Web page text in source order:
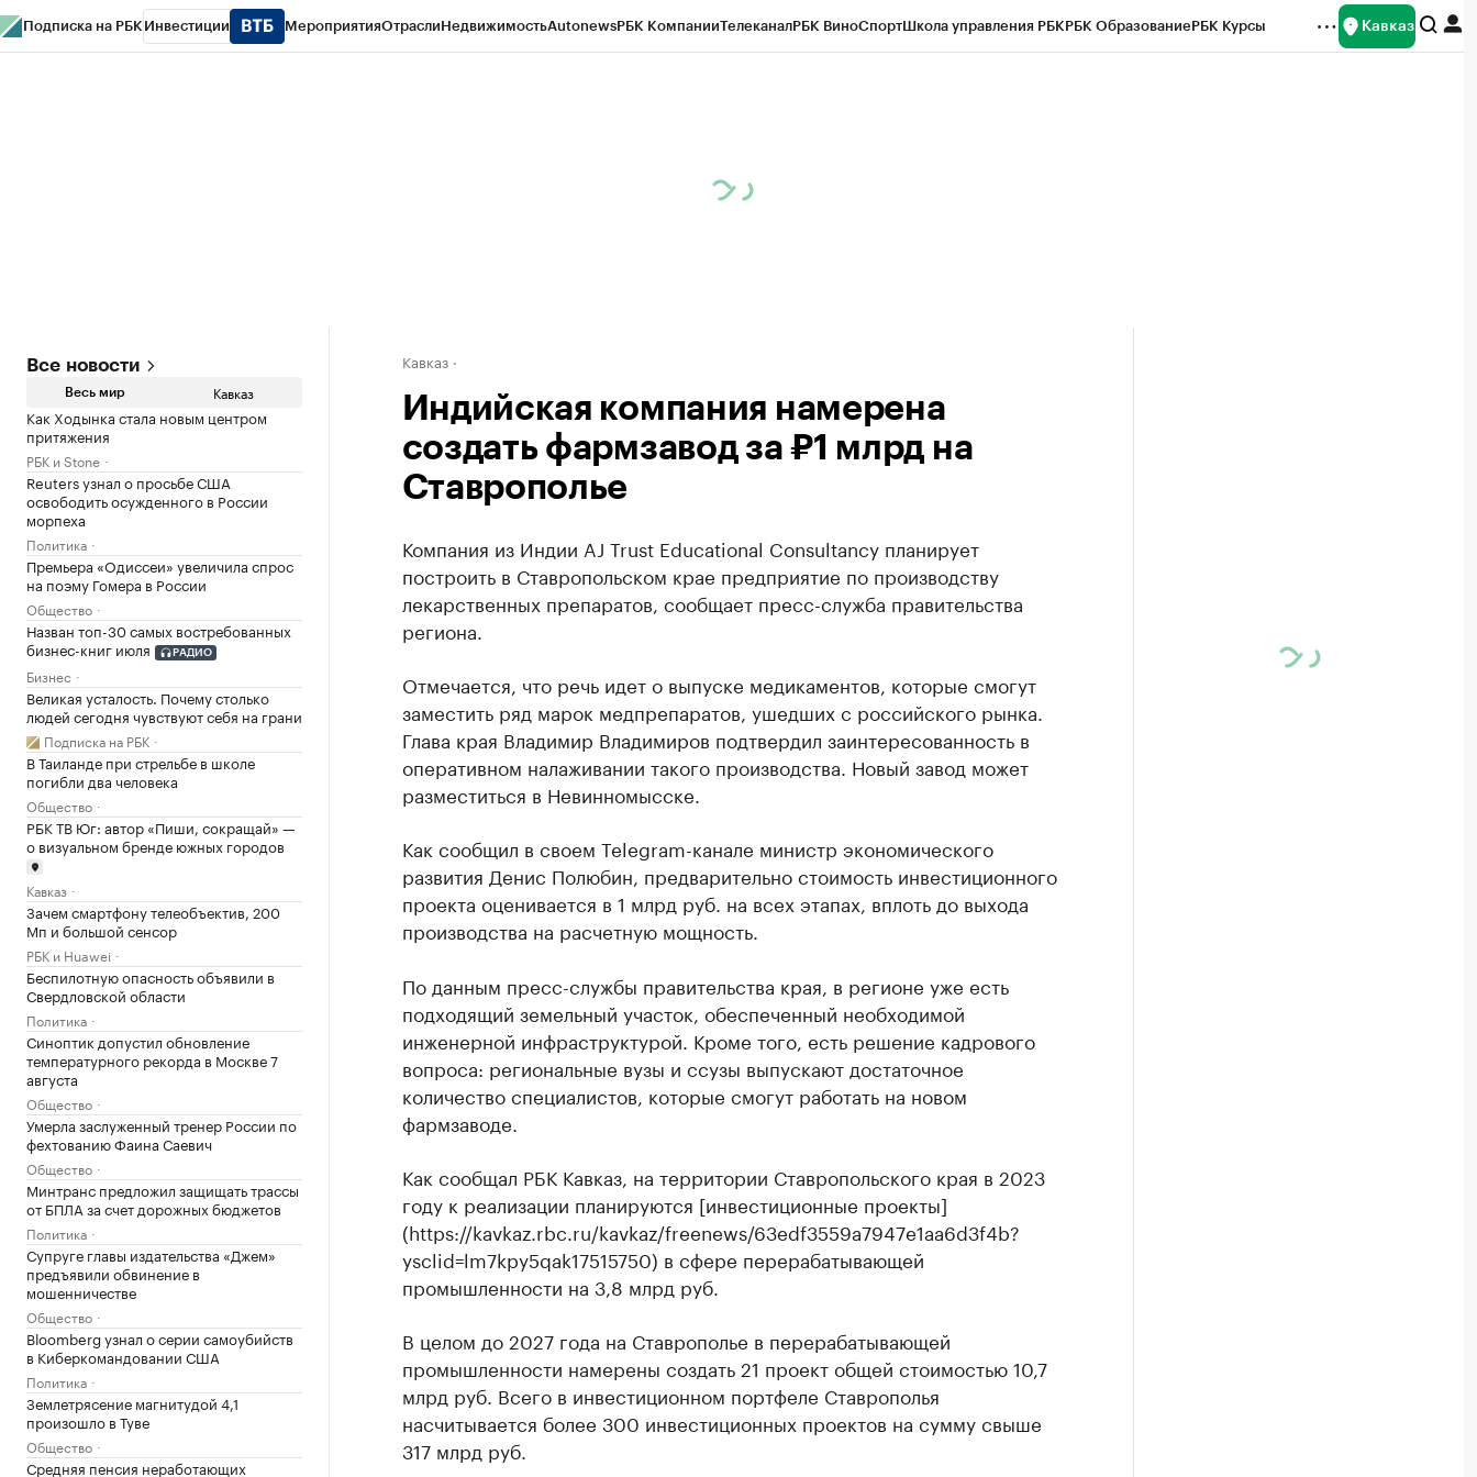
Подписка на РБК Инвестиции МероприятияОтраслиНедвижимостьAutonewsРБК КомпанииТелеканалРБК ВиноСпортШкола управления РБКРБК ОбразованиеРБК Курсы Кавказ
Все новости
Весь мир Кавказ
Как Ходынка стала новым центром
притяжения
РБК и Stone
Reuters узнал о просьбе США
освободить осужденного в России
морпеха
Политика
Премьера «Одиссеи» увеличила спрос
на поэму Гомера в России
Общество
Назван топ-30 самых востребованных
бизнес-книг июля
РАДИО
Бизнес
Великая усталость. Почему столько
людей сегодня чувствуют себя на грани
Подписка на РБК
В Таиланде при стрельбе в школе
погибли два человека
Общество
РБК ТВ Юг: автор «Пиши, сокращай» —
о визуальном бренде южных городов
Кавказ
Зачем смартфону телеобъектив, 200
Мп и большой сенсор
РБК и Huawei
Беспилотную опасность объявили в
Свердловской области
Политика
Синоптик допустил обновление
температурного рекорда в Москве 7
августа
Общество
Умерла заслуженный тренер России по
фехтованию Фаина Саевич
Общество
Минтранс предложил защищать трассы
от БПЛА за счет дорожных бюджетов
Политика
Супруге главы издательства «Джем»
предъявили обвинение в
мошенничестве
Общество
Bloomberg узнал о серии самоубийств
в Киберкомандовании США
Политика
Землетрясение магнитудой 4,1
произошло в Туве
Общество
Средняя пенсия неработающих
Кавказ
Индийская компания намерена
создать фармзавод за ₽1 млрд на
Ставрополье
Компания из Индии AJ Trust Educational Consultancy планирует
построить в Ставропольском крае предприятие по производству
лекарственных препаратов, сообщает пресс-служба правительства
региона.
Отмечается, что речь идет о выпуске медикаментов, которые смогут
заместить ряд марок медпрепаратов, ушедших с российского рынка.
Глава края Владимир Владимиров подтвердил заинтересованность в
оперативном налаживании такого производства. Новый завод может
разместиться в Невинномысске.
Как сообщил в своем Telegram-канале министр экономического
развития Денис Полюбин, предварительно стоимость инвестиционного
проекта оценивается в 1 млрд руб. на всех этапах, вплоть до выхода
производства на расчетную мощность.
По данным пресс-службы правительства края, в регионе уже есть
подходящий земельный участок, обеспеченный необходимой
инженерной инфраструктурой. Кроме того, есть решение кадрового
вопроса: региональные вузы и ссузы выпускают достаточное
количество специалистов, которые смогут работать на новом
фармзаводе.
Как сообщал РБК Кавказ, на территории Ставропольского края в 2023
году к реализации планируются [инвестиционные проекты]
(https://kavkaz.rbc.ru/kavkaz/freenews/63edf3559a7947e1aa6d3f4b?
ysclid=lm7kpy5qak17515750) в сфере перерабатывающей
промышленности на 3,8 млрд руб.
В целом до 2027 года на Ставрополье в перерабатывающей
промышленности намерены создать 21 проект общей стоимостью 10,7
млрд руб. Всего в инвестиционном портфеле Ставрополья
насчитывается более 300 инвестиционных проектов на сумму свыше
317 млрд руб.